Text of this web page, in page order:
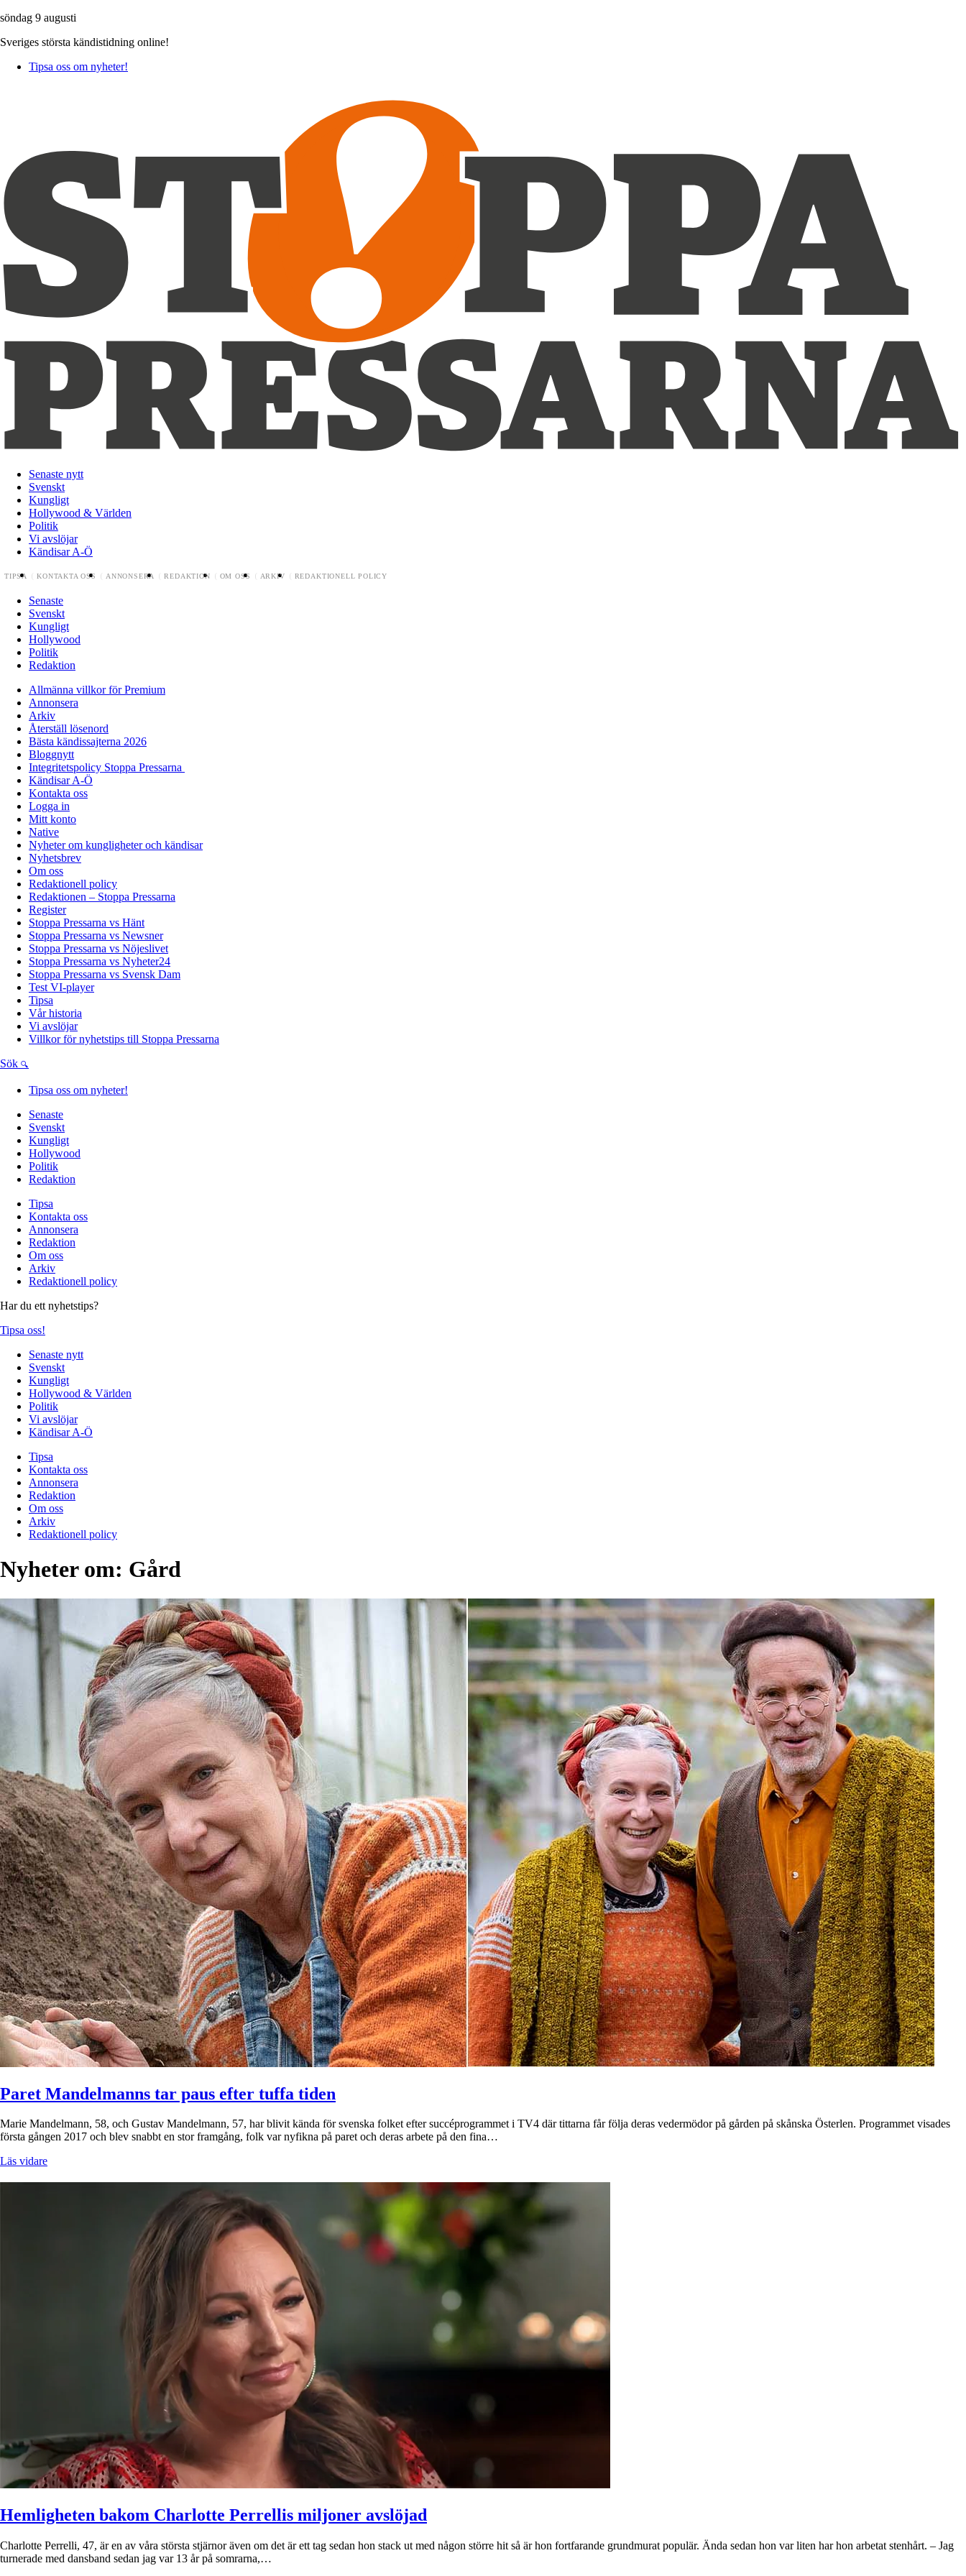
söndag 9 augusti
Sveriges största kändistidning online!
Tipsa oss om nyheter!
Senaste nytt
Svenskt
Kungligt
Hollywood & Världen
Politik
Vi avslöjar
Kändisar A-Ö
TIPSA KONTAKTA OSS ANNONSERA REDAKTION OM OSS ARKIV REDAKTIONELL POLICY
Senaste
Svenskt
Kungligt
Hollywood
Politik
Redaktion
Allmänna villkor för Premium
Annonsera
Arkiv
Återställ lösenord
Bästa kändissajterna 2026
Bloggnytt
Integritetspolicy Stoppa Pressarna
Kändisar A-Ö
Kontakta oss
Logga in
Mitt konto
Native
Nyheter om kungligheter och kändisar
Nyhetsbrev
Om oss
Redaktionell policy
Redaktionen – Stoppa Pressarna
Register
Stoppa Pressarna vs Hänt
Stoppa Pressarna vs Newsner
Stoppa Pressarna vs Nöjeslivet
Stoppa Pressarna vs Nyheter24
Stoppa Pressarna vs Svensk Dam
Test VI-player
Tipsa
Vår historia
Vi avslöjar
Villkor för nyhetstips till Stoppa Pressarna
Sök
Tipsa oss om nyheter!
Senaste
Svenskt
Kungligt
Hollywood
Politik
Redaktion
Tipsa
Kontakta oss
Annonsera
Redaktion
Om oss
Arkiv
Redaktionell policy
Har du ett nyhetstips?
Tipsa oss!
Senaste nytt
Svenskt
Kungligt
Hollywood & Världen
Politik
Vi avslöjar
Kändisar A-Ö
Tipsa
Kontakta oss
Annonsera
Redaktion
Om oss
Arkiv
Redaktionell policy
Nyheter om: Gård
Paret Mandelmanns tar paus efter tuffa tiden
Marie Mandelmann, 58, och Gustav Mandelmann, 57, har blivit kända för svenska folket efter succéprogrammet i TV4 där tittarna får följa deras vedermödor på gården på skånska Österlen. Programmet visades
första gången 2017 och blev snabbt en stor framgång, folk var nyfikna på paret och deras arbete på den fina…
Läs vidare
Hemligheten bakom Charlotte Perrellis miljoner avslöjad
Charlotte Perrelli, 47, är en av våra största stjärnor även om det är ett tag sedan hon stack ut med någon större hit så är hon fortfarande grundmurat populär. Ända sedan hon var liten har hon arbetat stenhårt. – Jag
turnerade med dansband sedan jag var 13 år på somrarna,…